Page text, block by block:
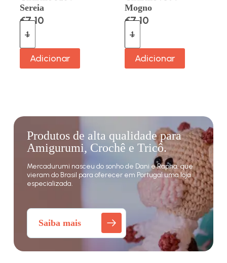
Sereia
€7.10
Adicionar
Mogno
€7.10
Adicionar
Produtos de alta qualidade para
Amigurumi, Crochê e Tricô.
Mercadurumi nasceu do sonho de Dani e Rapha, que
vieram do Brasil para oferecer em Portugal uma loja
especializada.
Saiba mais